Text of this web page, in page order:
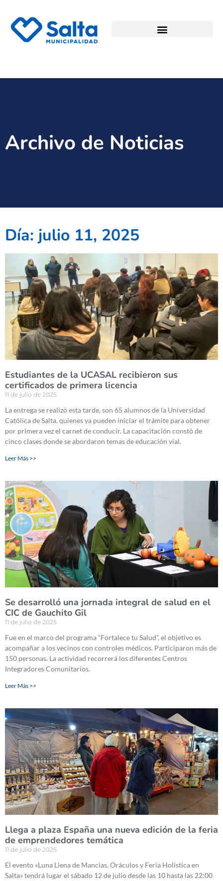
Archivo de Noticias
Día: julio 11, 2025
Estudiantes de la UCASAL recibieron sus
certificados de primera licencia
11 de julio de 2025
La entrega se realizó esta tarde, son 65 alumnos de la Universidad
Católica de Salta, quienes ya pueden iniciar el trámite para obtener
por primera vez el carnet de conducir. La capacitación constó de
cinco clases donde se abordaron temas de educación vial.
Leer Más >>
Se desarrolló una jornada integral de salud en el
CIC de Gauchito Gil
11 de julio de 2025
Fue en el marco del programa “Fortalece tu Salud”, el objetivo es
acompañar a los vecinos con controles médicos. Participaron más de
150 personas. La actividad recorrerá los diferentes Centros
Integradores Comunitarios.
Leer Más >>
Llega a plaza España una nueva edición de la feria
de emprendedores temática
11 de julio de 2025
El evento «Luna Llena de Mancias, Oráculos y Feria Holística en
Salta» tendrá lugar el sábado 12 de julio desde las 10 hasta las 22:00